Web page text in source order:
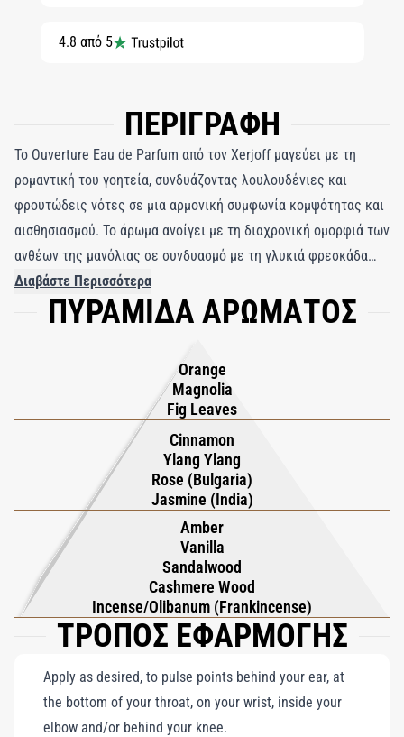
4.8 από 5
ΠΕΡΙΓΡΑΦΗ
Το Ouverture Eau de Parfum από τον Xerjoff μαγεύει με τη
ρομαντική του γοητεία, συνδυάζοντας λουλουδένιες και
φρουτώδεις νότες σε μια αρμονική συμφωνία κομψότητας και
αισθησιασμού. Το άρωμα ανοίγει με τη διαχρονική ομορφιά των
ανθέων της μανόλιας σε συνδυασμό με τη γλυκιά φρεσκάδα
των φύλλων συκής, μεταφέροντας τον χρήστη σε ένα ονειρικό
βασίλειο. Στην καρδιά του, το βουλγαρικό τριαντάφυλλο και το
ξεχωρίζουν το Ouverture, με ένα πλούσιο μείγμα από κασμίρι,
βανίλια και σανταλόξυλο που τυλίγει την επιδερμίδα με
ζεστασιά και πολυτέλεια, αφήνοντας ένα σαγηνευτικό και
διαρκές ίχνος. Μέρος της αριστοκρατικής συλλογής V της
Xerjoff, η Ouverture αιχμαλωτίζει την ουσία του βελούδου,
ενσωματώνοντας την κομψότητα και τη χλιδή σε κάθε
λεπτομέρεια. Αυτό το εξαιρετικό άρωμα είναι απαραίτητο για
όσους αναζητούν μια σπάνια και αξέχαστη οσφρητική εμπειρία,
ιδανικό για να προσθέσει μια νότα διαχρονικής κομψότητας σε
κάθε στιγμή.
Διαβάστε Περισσότερα
ΠΥΡΑΜΙΔΑ ΑΡΩΜΑΤΟΣ
Orange
Magnolia
Fig Leaves
Cinnamon
Ylang Ylang
Rose (Bulgaria)
Jasmine (India)
Amber
Vanilla
Sandalwood
Cashmere Wood
Incense/Olibanum (Frankincense)
ΤΡΟΠΟΣ ΕΦΑΡΜΟΓΗΣ
Apply as desired, to pulse points behind your ear, at
the bottom of your throat, on your wrist, inside your
elbow and/or behind your knee.